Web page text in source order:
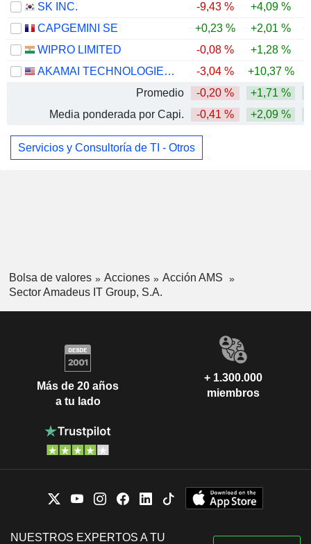
SK INC.
-9,43 % +4,09 %
CAPGEMINI SE
+0,23 % +2,01 %
WIPRO LIMITED
-0,08 % +1,28 %
AKAMAI TECHNOLOGIES, INC.
-3,04 % +10,37 %
Promedio
-0,20 % +1,71 %
Media ponderada por Capi.
-0,41 % +2,09 %
Servicios y Consultoría de TI - Otros
Bolsa de valores Acciones
Acción AMS
Sector Amadeus IT Group, S.A.
Más de 20 años
a tu lado
+ 1.300.000
miembros
NUESTROS EXPERTOS A TU